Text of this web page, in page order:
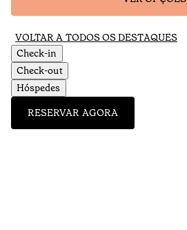
VOLTAR A TODOS OS DESTAQUES
Check-in
Check-out
Hóspedes
RESERVAR AGORA